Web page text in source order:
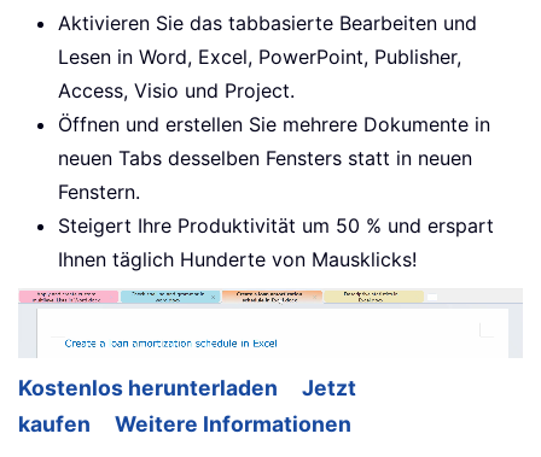
Aktivieren Sie das tabbasierte Bearbeiten und
Lesen in Word, Excel, PowerPoint, Publisher,
Access, Visio und Project.
Öffnen und erstellen Sie mehrere Dokumente in
neuen Tabs desselben Fensters statt in neuen
Fenstern.
Steigert Ihre Produktivität um 50 % und erspart
Ihnen täglich Hunderte von Mausklicks!
Kostenlos herunterladen
Jetzt
kaufen
Weitere Informationen